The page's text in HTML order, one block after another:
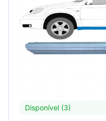
Disponível (3)